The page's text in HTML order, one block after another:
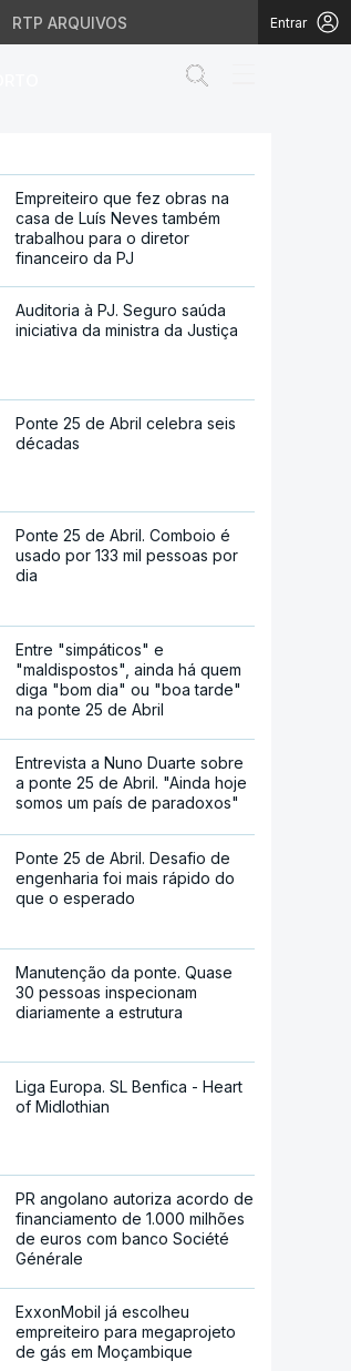
RTP ARQUIVOS Entrar
60 anos da ponte 25 de Abril.
Empreiteiro que fez obras na
casa de Luís Neves também
trabalhou para o diretor
financeiro da PJ
Auditoria à PJ. Seguro saúda
iniciativa da ministra da Justiça
Ponte 25 de Abril celebra seis
décadas
Ponte 25 de Abril. Comboio é
usado por 133 mil pessoas por
dia
Entre "simpáticos" e
"maldispostos", ainda há quem
diga "bom dia" ou "boa tarde"
na ponte 25 de Abril
Entrevista a Nuno Duarte sobre
a ponte 25 de Abril. "Ainda hoje
somos um país de paradoxos"
Ponte 25 de Abril. Desafio de
engenharia foi mais rápido do
que o esperado
Manutenção da ponte. Quase
30 pessoas inspecionam
diariamente a estrutura
Liga Europa. SL Benfica - Heart
of Midlothian
PR angolano autoriza acordo de
financiamento de 1.000 milhões
de euros com banco Société
Générale
ExxonMobil já escolheu
empreiteiro para megaprojeto
de gás em Moçambique